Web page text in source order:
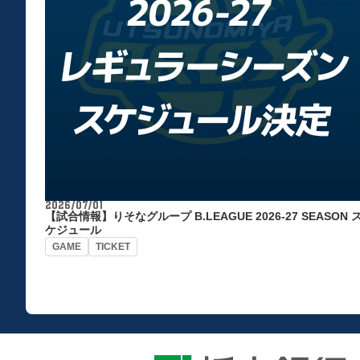
2026/07/01
【試合情報】りそなグループ B.LEAGUE 2026-27 SEASON
ケジュール
GAME TICKET